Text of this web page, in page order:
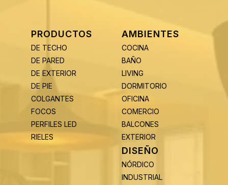
PRODUCTOS
DE TECHO
DE PARED
DE EXTERIOR
DE PIE
COLGANTES
FOCOS
PERFILES LED
RIELES
AMBIENTES
COCINA
BAÑO
LIVING
DORMITORIO
OFICINA
COMERCIO
BALCONES
EXTERIOR
DISEÑO
NÓRDICO
INDUSTRIAL